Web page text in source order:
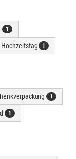
1
1
1
1